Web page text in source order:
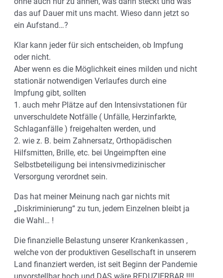
das auf Dauer mit uns macht. Wieso dann jetzt so
ein Aufstand…?
Klar kann jeder für sich entscheiden, ob Impfung
oder nicht.
Aber wenn es die Möglichkeit eines milden und nicht
stationär notwendigen Verlaufes durch eine
Impfung gibt, sollten
1. auch mehr Plätze auf den Intensivstationen für
unverschuldete Notfälle ( Unfälle, Herzinfarkte,
Schlaganfälle ) freigehalten werden, und
2. wie z. B. beim Zahnersatz, Orthopädischen
Hilfsmitten, Brille, etc. bei Ungeimpften eine
Selbstbeteiligung bei intensivmedizinischer
Versorgung verordnet sein.
Das hat meiner Meinung nach gar nichts mit
„Diskriminierung“ zu tun, jedem Einzelnen bleibt ja
die Wahl… !
Die finanzielle Belastung unserer Krankenkassen ,
welche von der produktiven Gesellschaft in unserem
Land finanziert werden, ist seit Beginn der Pandemie